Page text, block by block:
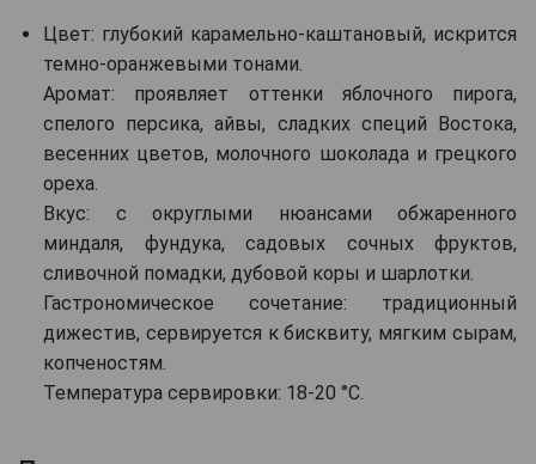
Цвет: глубокий карамельно-каштановый, искрится
темно-оранжевыми тонами.
Аромат: проявляет оттенки яблочного пирога,
спелого персика, айвы, сладких специй Востока,
весенних цветов, молочного шоколада и грецкого
ореха.
Вкус: с округлыми нюансами обжаренного
миндаля, фундука, садовых сочных фруктов,
сливочной помадки, дубовой коры и шарлотки.
Гастрономическое сочетание: традиционный
дижестив, сервируется к бисквиту, мягким сырам,
копченостям.
Температура сервировки: 18-20 °C.